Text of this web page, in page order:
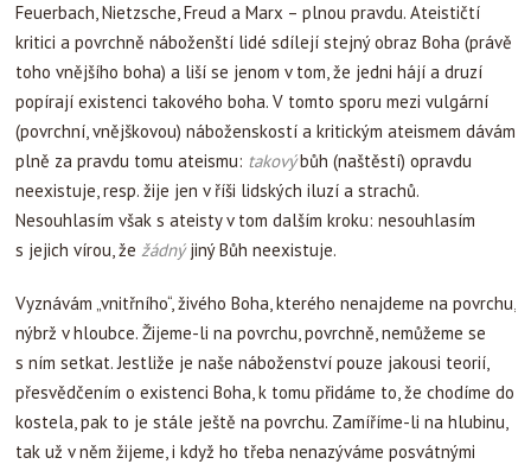
Feuerbach, Nietzsche, Freud a Marx – plnou pravdu. Ateističtí
kritici a povrchně náboženští lidé sdílejí stejný obraz Boha (právě
toho vnějšího boha) a liší se jenom v tom, že jedni hájí a druzí
popírají existenci takového boha. V tomto sporu mezi vulgární
(povrchní, vnějškovou) náboženskostí a kritickým ateismem dávám
plně za pravdu tomu ateismu: takovýbůh (naštěstí) opravdu
neexistuje, resp. žije jen v říši lidských iluzí a strachů.
Nesouhlasím však s ateisty v tom dalším kroku: nesouhlasím
s jejich vírou, že žádnýjiný Bůh neexistuje.
Vyznávám „vnitřního“, živého Boha, kterého nenajdeme na povrchu,
nýbrž v hloubce. Žijeme-li na povrchu, povrchně, nemůžeme se
s ním setkat. Jestliže je naše náboženství pouze jakousi teorií,
přesvědčením o existenci Boha, k tomu přidáme to, že chodíme do
kostela, pak to je stále ještě na povrchu. Zamíříme-li na hlubinu,
tak už v něm žijeme, i když ho třeba nenazýváme posvátnými